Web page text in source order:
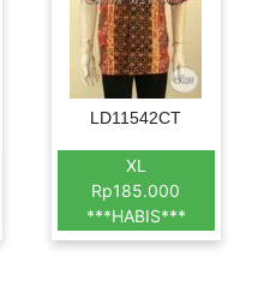
LD11542CT
XL
Rp185.000
***HABIS***